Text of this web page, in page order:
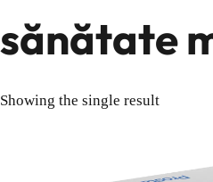
sănătate
Showing the single result